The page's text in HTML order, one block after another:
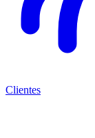
Clientes